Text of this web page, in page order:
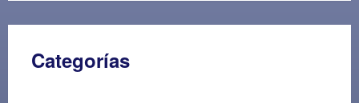
Categorías